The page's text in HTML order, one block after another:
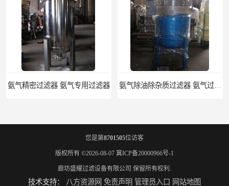
氨气精密过滤器 氨气专用过滤器
您是第8701505位访客
版权所有 ©2026-08-07 冀ICP备20000966号-1
廊坊盛耀过滤设备有限公司 保留所有权利.
技术支持： 八方资源网 免责声明 管理员入口 网站地图